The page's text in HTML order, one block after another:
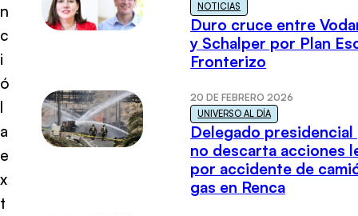
n
c
i
ó
l
a
e
x
t
NOTICIAS
Duro cruce entre
y Schalper por Plan
Fronterizo
20 DE FEBRERO 2026
UNIVERSO AL DÍA
Delegado presidencial
no descarta acciones
por accidente de
gas en Renca